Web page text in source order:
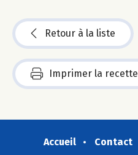
Retour à la liste
Imprimer la recette
Accueil Contact